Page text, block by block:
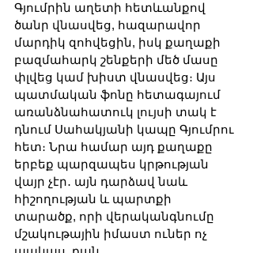
Գյումրին աղետի հետևանքով
ծանր վնասվեց, հազարավոր
մարդիկ զոհվեցին, իսկ քաղաքի
բազմահարկ շենքերի մեծ մասը
փլվեց կամ խիստ վնասվեց։ Այս
պատմական ֆոնը հետագայում
առանձնահատուկ լույսի տակ է
դնում Սահակյանի կապը Գյումրու
հետ։ Նրա համար այդ քաղաքը
երբեք պարզապես կրթության
վայր չէր․ այն դարձավ նաև
հիշողության և պարտքի
տարածք, որի վերականգնումը
մշակութային իմաստ ուներ ոչ